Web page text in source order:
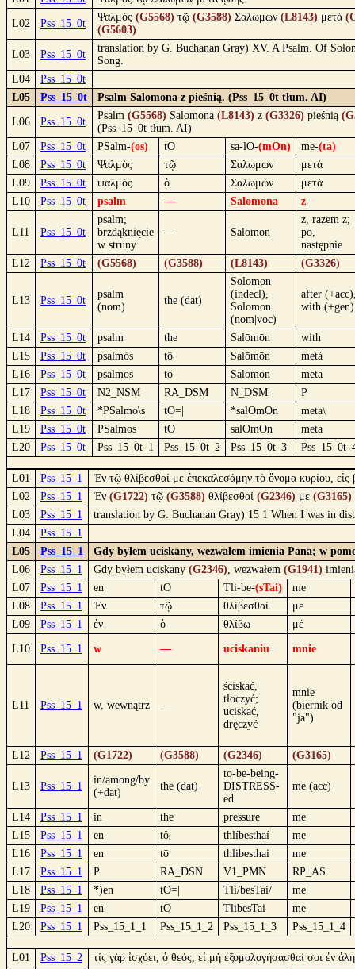
L02 Pss_15_0t
Ψαλμὸς (G5568) τῷ (G3588) Σαλωμων (L8143) μετὰ
(G5603)
L03 Pss_15_0t
translation by G. Buchanan Gray) XV. A Psalm. Of
Song.
L04
Pss_15_0t
L05
Pss_15_0t Psalm Salomona z pieśnią. (Pss_15_0t tłum. AI)
L06 Pss_15_0t
Psalm (G5568) Salomona (L8143) z (G3326) pieśnią
(Pss_15_0t tłum. AI)
L07
Pss_15_0t PSalm-(os) tO sa-lO-(mOn) me-(ta)
L08
Pss_15_0t Ψαλμὸς τῷ Σαλωμων
μετὰ
L09
Pss_15_0t ψαλμός ὁ Σαλωμών
μετά
L10
Pss_15_0t psalm — Salomona z
L11 Pss_15_0t
psalm;
brzdąknięcie
w struny
— Salomon
z, razem z;
po,
następnie
L12
Pss_15_0t (G5568) (G3588) (L8143) (G3326)
L13 Pss_15_0t
psalm
(nom)
the (dat)
Solomon
(indecl),
Solomon
(nom|voc)
after
with (+gen)
L14 Pss_15_0t psalm the Salōmōn
with
L15
Pss_15_0t psalmòs tôᵢ Salōmōn
metà
L16
Pss_15_0t psalmos tō Salōmōn
meta
L17
Pss_15_0t N2_NSM RA_DSM N_DSM
P
L18
Pss_15_0t *PSalmo\s tO=| *salOmOn
meta\
L19
Pss_15_0t PSalmos tO salOmOn
meta
L20
Pss_15_0t Pss_15_0t_1 Pss_15_0t_2 Pss_15_0t_3
L01 Pss_15_1
Ἐν τῷ θλίβεσθαί με ἐπεκαλεσάμην τὸ ὄνομα κυρίου,
L02
Pss_15_1 Ἐν (G1722) τῷ (G3588) θλίβεσθαί (G2346) με (G3165)
L03
Pss_15_1
translation by G. Buchanan Gray) 15 1 When I was in
L04
Pss_15_1
L05
Pss_15_1
Gdy byłem uciskany, wezwałem imienia Pana; w
L06
Pss_15_1 Gdy byłem uciskany (G2346), wezwałem (G1941)
L07
Pss_15_1 en tO Tli-be-(sTai)
me
L08
Pss_15_1 Ἐν τῷ θλίβεσθαί
με
L09
Pss_15_1 ἐν ὁ θλίβω μέ
L10 Pss_15_1 w — uciskaniu mnie
L11 Pss_15_1 w, wewnątrz —
ściskać,
tłoczyć;
uciskać,
dręczyć
mnie
(biernik od
"ja")
L12 Pss_15_1 (G1722) (G3588) (G2346) (G3165)
L13 Pss_15_1
in/among/by
(+dat)
the (dat)
to-be-being-
DISTRESS-
ed
me (acc)
L14 Pss_15_1 in the pressure
me
L15
Pss_15_1 en tôᵢ thlíbesthaí
me
L16
Pss_15_1 en tō thlibesthai
me
L17
Pss_15_1 P RA_DSN V1_PMN
RP_AS
L18
Pss_15_1 *)en tO=| Tli/besTai/
me
L19
Pss_15_1 en tO TlibesTai
me
L20
Pss_15_1 Pss_15_1_1 Pss_15_1_2 Pss_15_1_3 Pss_15_1_4
L01 Pss_15_2
τίς γὰρ ἰσχύει, ὁ θεός, εἰ μὴ ἐξομολογήσασθαί σοι ἐν